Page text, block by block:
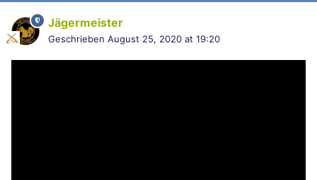
Jägermeister
Geschrieben August 25, 2020 at 19:20